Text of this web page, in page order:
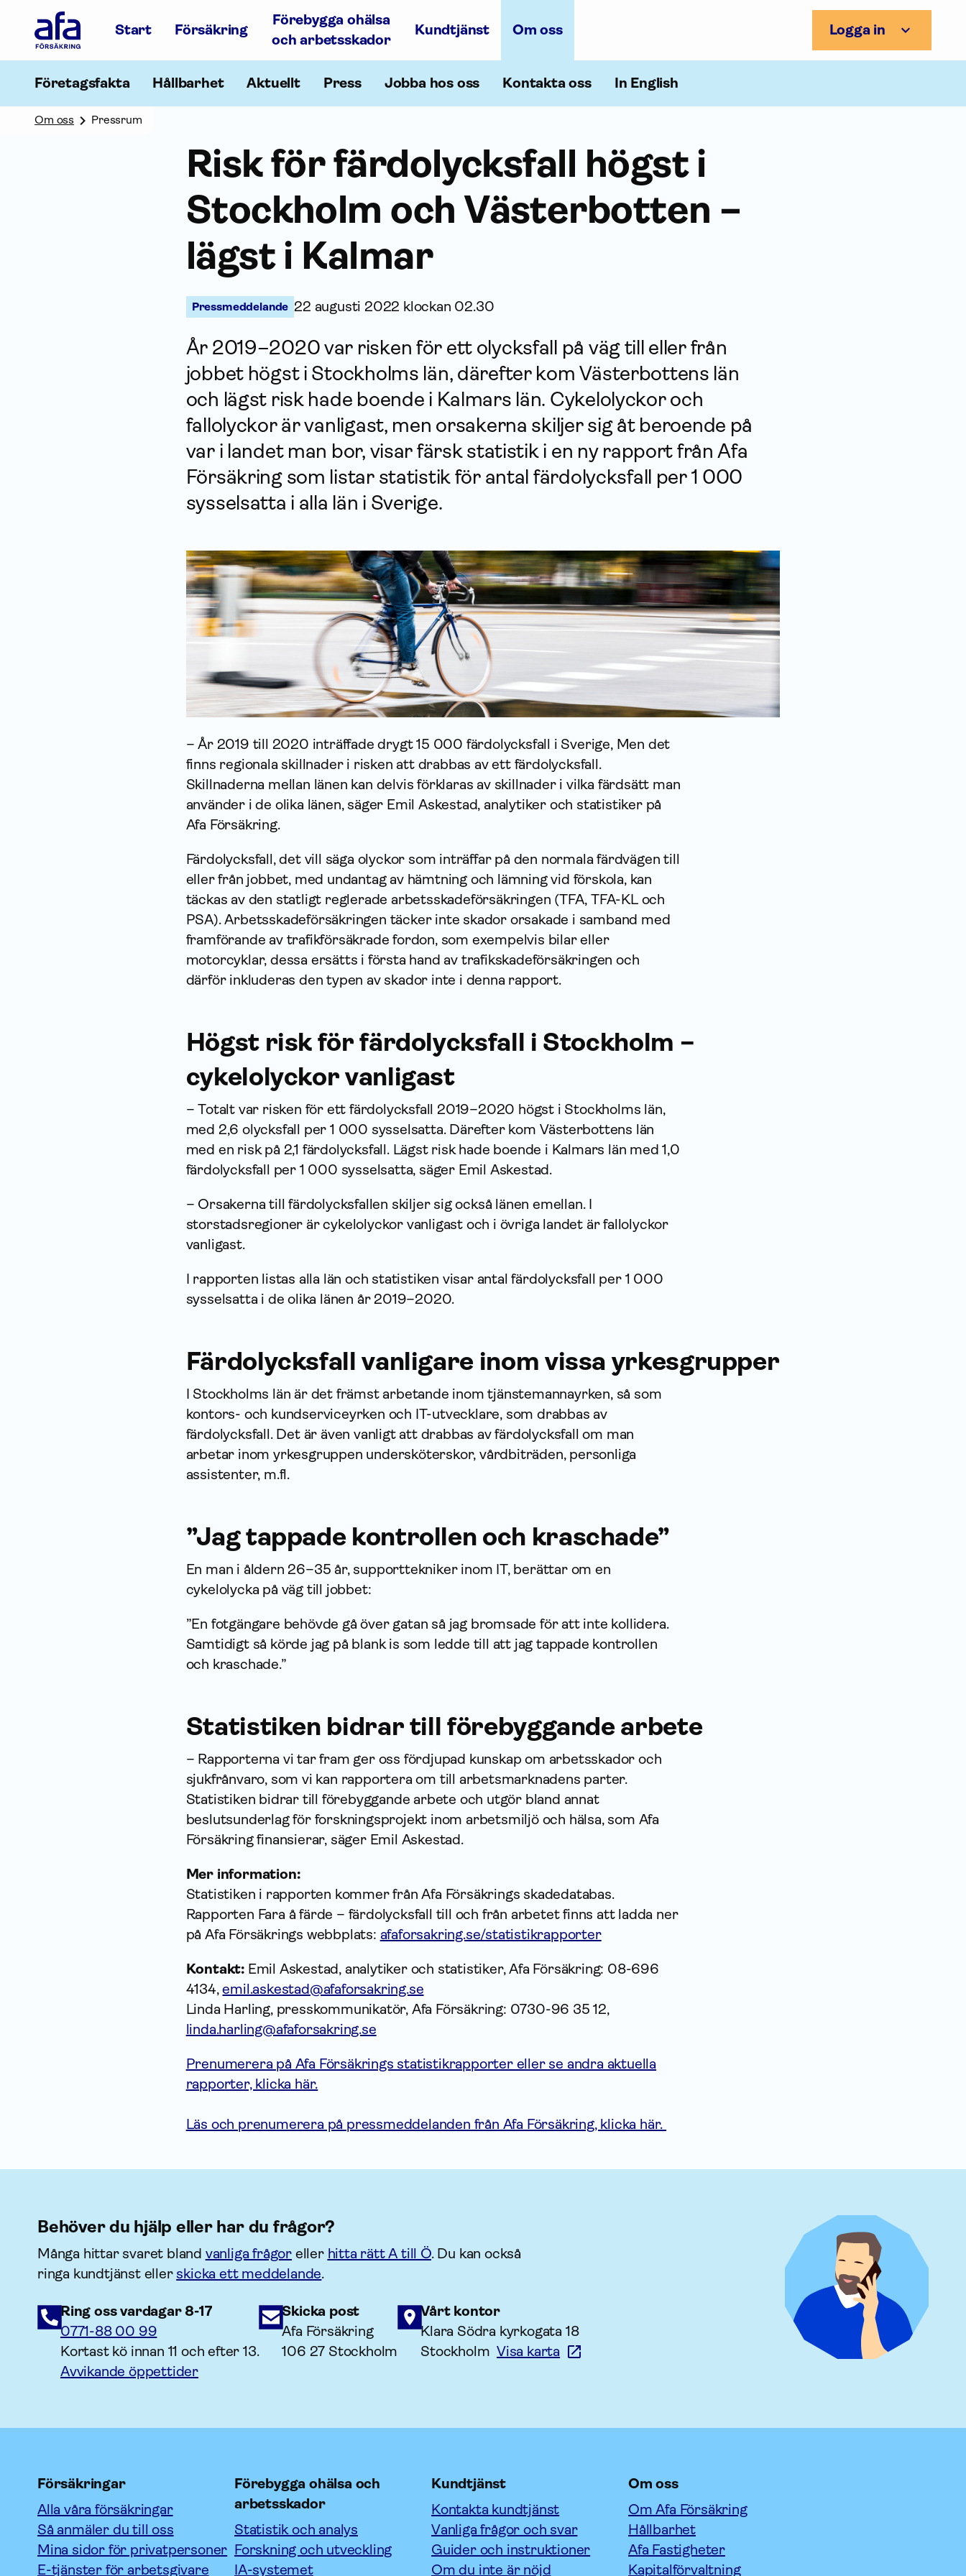
Försäkring
Gå
startsidan
Start Försäkring
Förebygga ohälsa
och arbetsskador
Kundtjänst Om oss Logga in
Företagsfakta Hållbarhet Aktuellt Press Jobba hos oss Kontakta oss In English
Om oss Pressrum
Risk för färdolycksfall högst i
Stockholm och Västerbotten –
lägst i Kalmar
Pressmeddelande 22 augusti 2022 klockan 02.30
År 2019–2020 var risken för ett olycksfall på väg till eller från
jobbet högst i Stockholms län, därefter kom Västerbottens län
och lägst risk hade boende i Kalmars län. Cykelolyckor och
fallolyckor är vanligast, men orsakerna skiljer sig åt beroende på
var i landet man bor, visar färsk statistik i en ny rapport från Afa
För­säkring som listar statistik för antal färdolycksfall per 1 000
sysselsatta i alla län i Sverige.
– År 2019 till 2020 inträffade drygt 15 000 färdolycksfall i Sverige, Men det
finns regionala skillnader i risken att drabbas av ett färdolycksfall.
Skillnaderna mellan länen kan delvis förklaras av skillnader i vilka färdsätt man
använder i de olika länen, säger Emil Askestad, analytiker och statistiker på
Afa Försäkring.
Färdolycksfall, det vill säga olyckor som inträffar på den normala färdvägen till
eller från jobbet, med undantag av hämtning och lämning vid förskola, kan
täckas av den statligt reglerade arbetsskadeförsäkringen (TFA, TFA-KL och
PSA). Arbetsskadeförsäkringen täcker inte skador orsakade i samband med
framförande av trafikförsäkrade fordon, som exempelvis bilar eller
motorcyklar, dessa ersätts i första hand av trafikskadeförsäkringen och
därför inkluderas den typen av skador inte i denna rapport.
Högst risk för färdolycksfall i Stockholm –
cykelolyckor vanligast
– Totalt var risken för ett färdolycksfall 2019–2020 högst i Stockholms län,
med 2,6 olycksfall per 1 000 sysselsatta. Därefter kom Västerbottens län
med en risk på 2,1 färdolycksfall. Lägst risk hade boende i Kalmars län med 1,0
färdolycksfall per 1 000 sysselsatta, säger Emil Askestad.
– Orsakerna till färdolycksfallen skiljer sig också länen emellan. I
storstadsregioner är cykelolyckor vanligast och i övriga landet är fallolyckor
vanligast.
I rapporten listas alla län och statistiken visar antal färdolycksfall per 1 000
sysselsatta i de olika länen år 2019–2020.
Färdolycksfall vanligare inom vissa yrkesgrupper
I Stockholms län är det främst arbetande inom tjänstemannayrken, så som
kontors- och kundserviceyrken och IT-utvecklare, som drabbas av
färdolycksfall. Det är även vanligt att drabbas av färdolycksfall om man
arbetar inom yrkesgruppen undersköterskor, vårdbiträden, personliga
assistenter, m.fl.
”Jag tappade kontrollen och kraschade”
En man i åldern 26–35 år, supporttekniker inom IT, berättar om en
cykelolycka på väg till jobbet:
”En fotgängare behövde gå över gatan så jag bromsade för att inte kollidera.
Samtidigt så körde jag på blank is som ledde till att jag tappade kontrollen
och kraschade.”
Statistiken bidrar till förebyggande arbete
– Rapporterna vi tar fram ger oss fördjupad kunskap om arbetsskador och
sjukfrånvaro, som vi kan rapportera om till arbetsmarknadens parter.
Statistiken bidrar till förebyggande arbete och utgör bland annat
beslutsunderlag för forskningsprojekt inom arbetsmiljö och hälsa, som Afa
Försäkring finansierar, säger Emil Askestad.
Mer information:
Statistiken i rapporten kommer från Afa Försäkrings skadedatabas.
Rapporten Fara å färde – färdolycksfall till och från arbetet finns att ladda ner
på Afa Försäkrings webbplats: afaforsakring.se/statistikrapporter
Kontakt: Emil Askestad, analytiker och statistiker, Afa Försäkring: 08-696
4134,emil.askestad@afaforsakring.se
Linda Harling, presskommunikatör, Afa Försäkring: 0730-96 35 12,
linda.harling@afaforsakring.se
Prenumerera på Afa Försäkrings statistikrapporter eller se andra aktuella
rapporter, klicka här.
Läs och prenumerera på pressmeddelanden från Afa Försäkring, klicka här.
Behöver du hjälp eller har du frågor?
Många hittar svaret bland vanliga frågor eller hitta rätt A till Ö. Du kan också
ringa kundtjänst eller skicka ett meddelande.
Ring oss vardagar 8-17
0771-88 00 99
Kortast kö innan 11 och efter 13.
Avvikande öppettider
Skicka post
Afa Försäkring
106 27 Stockholm
Vårt kontor
Klara Södra kyrkogata 18
StockholmVisa karta
Försäkringar
Alla våra försäkringar
Så anmäler du till oss
Mina sidor för privatpersoner
E-tjänster för arbetsgivare
Förebygga ohälsa och
arbetsskador
Statistik och analys
Forskning och utveckling
IA-systemet
Kundtjänst
Kontakta kundtjänst
Vanliga frågor och svar
Guider och instruktioner
Om du inte är nöjd
Om oss
Om Afa Försäkring
Hållbarhet
Afa Fastigheter
Kapitalförvaltning